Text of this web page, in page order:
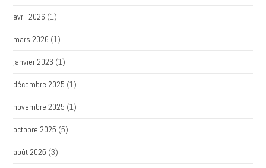
avril 2026 (1)
mars 2026 (1)
janvier 2026 (1)
décembre 2025 (1)
novembre 2025 (1)
octobre 2025 (5)
août 2025 (3)